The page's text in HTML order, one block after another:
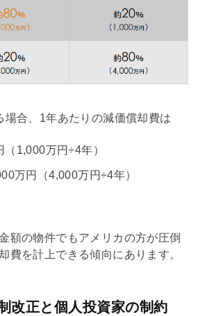
場合、1年あたりの減価償却費は
（1,000万円÷4年）
万円（4,000万円÷4年）
額の物件でもアメリカの方が圧倒
費を計上できる傾向にあります。
改正と個人投資家の制約